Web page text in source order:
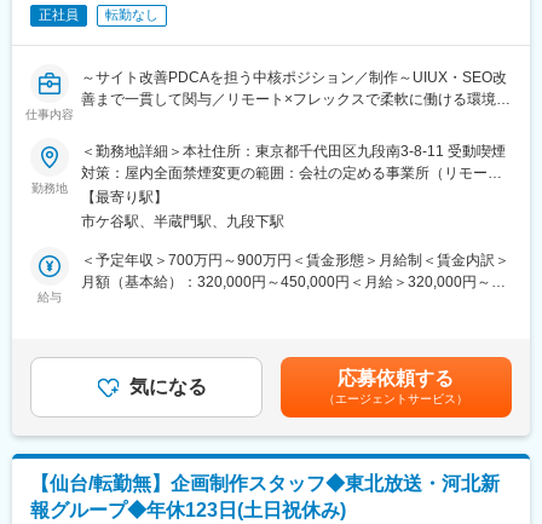
・ユーモア―ビズやコミュニケーションを重視した「ホロスの10
変更の範囲：会社の定める業務
■同社について：
同社は、スマートフォンを通じお客さまの日常生活における決
KDDIおよびauフィナンシャルホールディングスと共に推進するた
め2019年に設立されました。従来はオンラインを中心にサービス
り多くの方にスマホ金融の魅力をお届けすることを目的としてい
ます。お金のプロであるファイナンシャルプランナーがお客様一
人一人にオーダーメイドのマネープランを作成し、お金に関する
不安を解消する「家計見直し相談」というサービスを提供してお
ルプランナーと共にお客様一人ひとりに合わせた金融商品・サー
ビスのご提案をしている成長企業です。
を目指しています。成果と挑戦を評価し、定期的な1on1を通じて
ゴールの達成と成長を支援いたします。
■働く環境
在宅勤務やフレックスタイム制を活用して柔軟な勤務がしやすい
環境です。
年次有給休暇については、全休・半休・時間休など柔軟な利用制
度あります。
正社員 転勤なし
仕事内容
～サイト改善PDCAを担う中核ポジション／制作～UIUX・SEO改
善まで一貫して関与／リモート×フレックスで柔軟に働ける環境～
自ら課題を見つけ主体的に行動頂き、企画担当と連携した制作業
務を担当いただきます。
＜具体例＞
・ホームページやLPのデザイン、制作、公開
・クリエイティブ／コンテンツ／バナーデザイン・制作
・コーディング
・UI／UX改善
・タグ設置／計測
・サイト改善PDCA
・SEO対策強化に必要なLP／バナー制作、サイト改修作業、コー
ディング／コンテンツ公開等
一人ひとりの裁量も大きく様々なことにチャレンジ出来る環境が
あります。
勤務地
＜勤務地詳細＞本社住所：東京都千代田区九段南3-8-11 受動喫煙
対策：屋内全面禁煙変更の範囲：会社の定める事業所（リモート
ワーク含む）
【最寄り駅】
市ケ谷駅、半蔵門駅、九段下駅
給与
＜予定年収＞700万円～900万円＜賃金形態＞月給制＜賃金内訳＞
月額（基本給）：320,000円～450,000円＜月給＞320,000円～
を通じて上下する可能性があります。月給(月額)は固定手当を含め
た表記です。気になる 応募依頼する
（エージェントサービス）
【仙台/転勤無】企画制作スタッフ◆東北放送・河北新
報グループ◆年休123日(土日祝休み)